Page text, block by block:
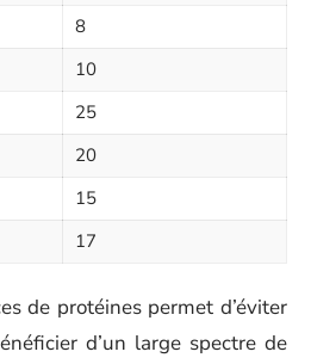
8
10
25
20
15
17
de protéines permet d’éviter
d’un large spectre de